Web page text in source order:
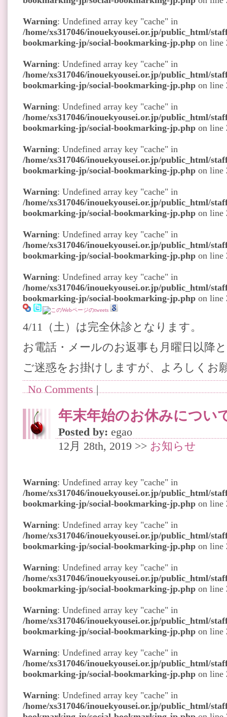
Warning: Undefined array key "cache" in
/home/xs317046/inouekyousei.or.jp/public_html/
bookmarking-jp/social-bookmarking-jp.php on line
Warning: Undefined array key "cache" in
/home/xs317046/inouekyousei.or.jp/public_html/
bookmarking-jp/social-bookmarking-jp.php on line
Warning: Undefined array key "cache" in
/home/xs317046/inouekyousei.or.jp/public_html/
bookmarking-jp/social-bookmarking-jp.php on line
Warning: Undefined array key "cache" in
/home/xs317046/inouekyousei.or.jp/public_html/
bookmarking-jp/social-bookmarking-jp.php on line
Warning: Undefined array key "cache" in
/home/xs317046/inouekyousei.or.jp/public_html/
bookmarking-jp/social-bookmarking-jp.php on line
Warning: Undefined array key "cache" in
/home/xs317046/inouekyousei.or.jp/public_html/
bookmarking-jp/social-bookmarking-jp.php on line
Warning: Undefined array key "cache" in
/home/xs317046/inouekyousei.or.jp/public_html/
bookmarking-jp/social-bookmarking-jp.php on line
4/11（土）は完全休診となります。
お電話・メールのお返事も月曜日以降
ご迷惑をお掛けしますが、よろしくお
No Comments|
年末年始のお休みについ
Posted by: egao
12月 28th, 2019 >> お知らせ
Warning: Undefined array key "cache" in
/home/xs317046/inouekyousei.or.jp/public_html/
bookmarking-jp/social-bookmarking-jp.php on line
Warning: Undefined array key "cache" in
/home/xs317046/inouekyousei.or.jp/public_html/
bookmarking-jp/social-bookmarking-jp.php on line
Warning: Undefined array key "cache" in
/home/xs317046/inouekyousei.or.jp/public_html/
bookmarking-jp/social-bookmarking-jp.php on line
Warning: Undefined array key "cache" in
/home/xs317046/inouekyousei.or.jp/public_html/
bookmarking-jp/social-bookmarking-jp.php on line
Warning: Undefined array key "cache" in
/home/xs317046/inouekyousei.or.jp/public_html/
bookmarking-jp/social-bookmarking-jp.php on line
Warning: Undefined array key "cache" in
/home/xs317046/inouekyousei.or.jp/public_html/